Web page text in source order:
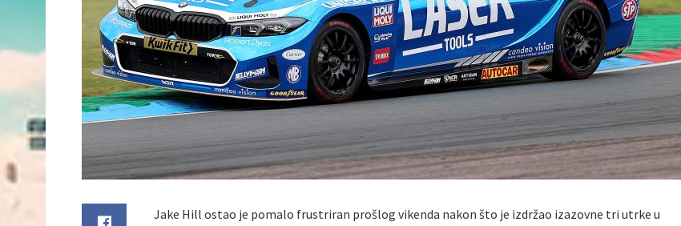
Jake Hill ostao je pomalo frustriran prošlog vikenda nakon što je izdržao izazovne tri utrke u